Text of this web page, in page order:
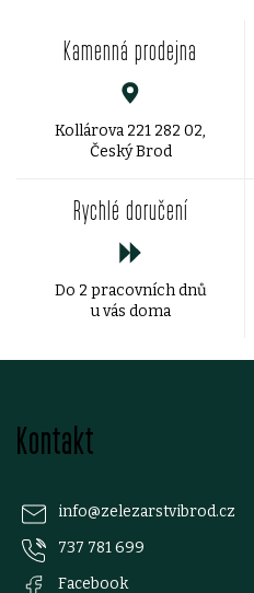
r
Kamenná prodejna
Kollárova 221 282 02,
Český Brod
Rychlé doručení
Do 2 pracovních dnů
u vás doma
Kontakt
info@zelezarstvibrod.cz
737 781 699
Facebook